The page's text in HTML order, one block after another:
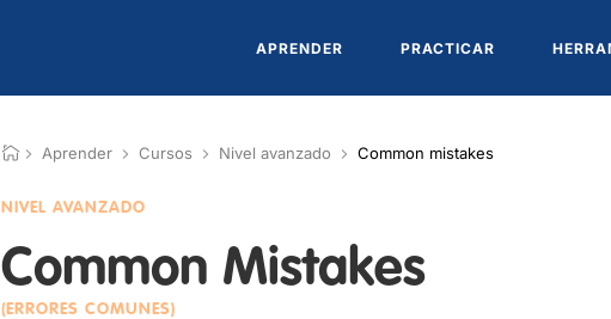
APRENDER PRACTICAR
Aprender Cursos Nivel avanzado Common mistakes
NIVEL AVANZADO
Common Mistakes
(ERRORES COMUNES)